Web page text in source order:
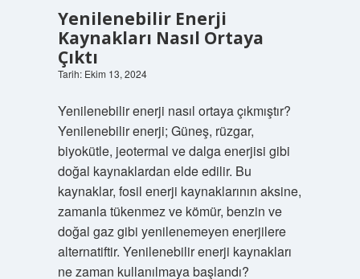
Yenilenebilir Enerji
Kaynakları Nasıl Ortaya
Çıktı
Tarih: Ekim 13, 2024
Yenilenebilir enerji nasıl ortaya çıkmıştır?
Yenilenebilir enerji; Güneş, rüzgar,
biyokütle, jeotermal ve dalga enerjisi gibi
doğal kaynaklardan elde edilir. Bu
kaynaklar, fosil enerji kaynaklarının aksine,
zamanla tükenmez ve kömür, benzin ve
doğal gaz gibi yenilenemeyen enerjilere
alternatiftir. Yenilenebilir enerji kaynakları
ne zaman kullanılmaya başlandı?